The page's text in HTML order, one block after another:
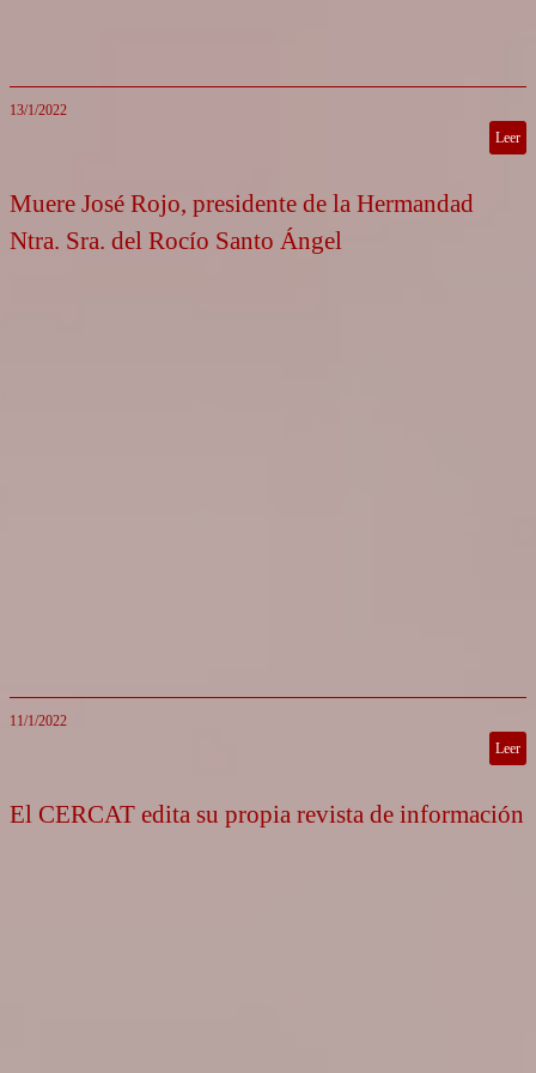
13/1/2022
Leer
Muere José Rojo, presidente de la Hermandad
Ntra. Sra. del Rocío Santo Ángel
11/1/2022
Leer
El CERCAT edita su propia revista de información